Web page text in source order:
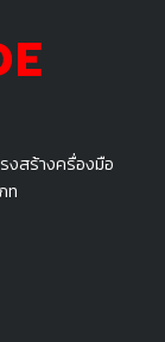
งสร้างครื่องมือ
ท